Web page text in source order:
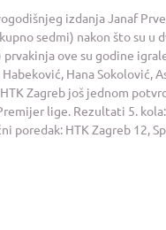
izdanja Janaf
sedmi) nakon što su u
ove su godine
Hana Sokolović,
Zagreb još jednom
lige. Rezultati 5.
poredak: HTK Zagreb 12,